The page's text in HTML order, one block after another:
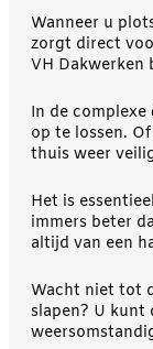
Wanneer u
zorgt direct
VH Dakwerken
In de complexe
op te lossen.
thuis weer
Het is
immers beter
altijd van een
Wacht niet tot
slapen? U kunt